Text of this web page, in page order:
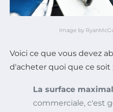
Image by
Voici ce que vous devez
d'acheter quoi que ce soit
La surface
commerciale, c'est